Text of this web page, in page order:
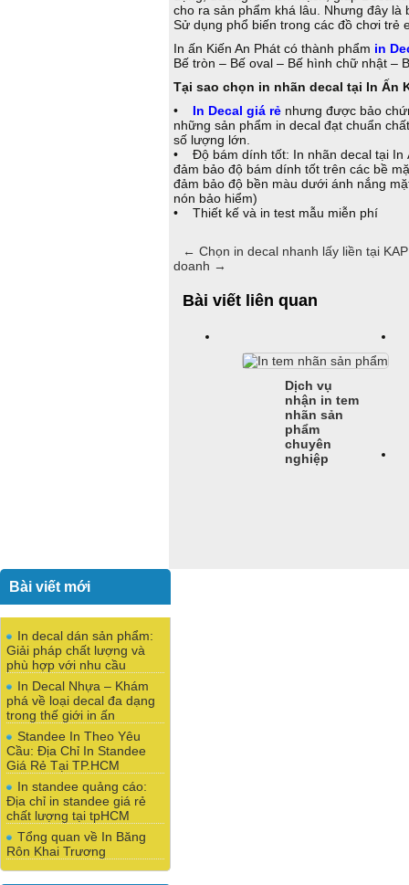
cho ra sản phẩm khá lâu. Nhưng đây
Sử dụng phổ biến trong các đồ chơi
In ấn Kiến An Phát có thành phẩm in
Bế tròn – Bế oval – Bế hình chữ nhật –
Tại sao chọn in nhãn decal tại In Ấn
• In Decal giá rẻ nhưng được bảo
những sản phẩm in decal đạt chuẩn
số lượng lớn.
• Độ bám dính tốt: In nhãn decal tại In
đảm bảo độ bám dính tốt trên các bề
đảm bảo độ bền màu dưới ánh nắng
nón bảo hiểm)
• Thiết kế và in test mẫu miễn phí
← Chọn in decal nhanh lấy liền tại KAP
doanh →
Bài viết liên quan
Dịch vụ
nhận in tem
nhãn sản
phẩm
chuyên
nghiệp
Bài viết mới
In decal dán sản phẩm:
Giải pháp chất lượng và
phù hợp với nhu cầu
In Decal Nhựa – Khám
phá về loại decal đa dạng
trong thế giới in ấn
Standee In Theo Yêu
Cầu: Địa Chỉ In Standee
Giá Rẻ Tại TP.HCM
In standee quảng cáo:
Địa chỉ in standee giá rẻ
chất lượng tại tpHCM
Tổng quan về In Băng
Rôn Khai Trương